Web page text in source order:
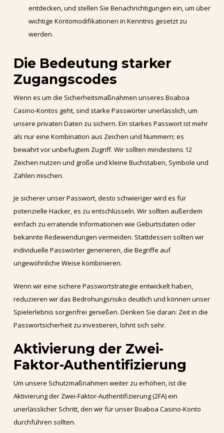
entdecken, und stellen Sie Benachrichtigungen ein, um über
wichtige Kontomodifikationen in Kenntnis gesetzt zu
werden.
Die Bedeutung starker
Zugangscodes
Wenn es um die Sicherheitsmaßnahmen unseres Boaboa
Casino-Kontos geht, sind starke Passwörter unerlässlich, um
unsere privaten Daten zu sichern. Ein starkes Passwort ist mehr
als nur eine Kombination aus Zeichen und Nummern; es
bewahrt vor unbefugtem Zugriff. Wir sollten mindestens 12
Zeichen nutzen und große und kleine Buchstaben, Symbole und
Zahlen mischen.
Je sicherer unser Passwort, desto schwieriger wird es für
potenzielle Hacker, es zu entschlüsseln. Wir sollten außerdem
einfach zu erratende Informationen wie Geburtsdaten oder
bekannte Redewendungen vermeiden. Stattdessen sollten wir
individuelle Passwörter generieren, die Begriffe auf
ungewöhnliche Weise kombinieren.
Wenn wir eine sichere Passwortstrategie entwickelt haben,
reduzieren wir das Bedrohungsrisiko deutlich und können unser
Spielerlebnis sorgenfrei genießen. Denken Sie daran: Zeit in die
Passwortsicherheit zu investieren, lohnt sich sehr.
Aktivierung der Zwei-
Faktor-Authentifizierung
Um unsere Schutzmaßnahmen weiter zu erhöhen, ist die
Aktivierung der Zwei-Faktor-Authentifizierung (2FA) ein
unerlässlicher Schritt, den wir für unser Boaboa Casino-Konto
durchführen sollten.